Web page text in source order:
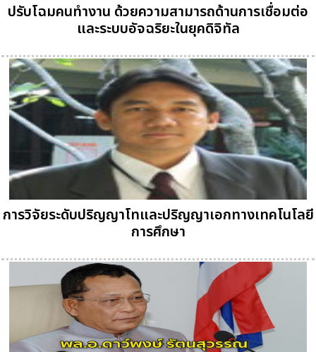
ปรับโฉมคนทำงาน ด้วยความสามารถด้านการเชื่อมต่อ
และระบบอัจฉริยะในยุคดิจิทัล
การวิจัยระดับปริญญาโทและปริญญาเอกทางเทคโนโลยี
การศึกษา